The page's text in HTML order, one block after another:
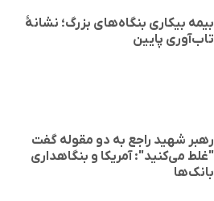
بیمه بیکاری بنگاه‌های بزرگ؛ نشانهٔ
تاب‌آوری پایین
رهبر شهید راجع به دو مقوله گفت
"غلط می‌کنید": آمریکا و بنگاهداری
بانک‌ها